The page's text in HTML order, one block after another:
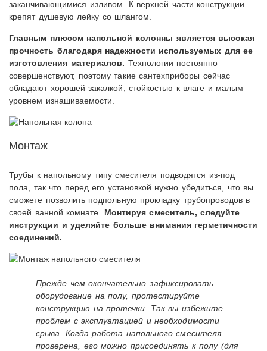
заканчивающимися изливом. К верхней части конструкции
крепят душевую лейку со шлангом.
Главным плюсом напольной колонны является высокая
прочность благодаря надежности используемых для ее
изготовления материалов. Технологии постоянно
совершенствуют, поэтому такие сантехприборы сейчас
обладают хорошей закалкой, стойкостью к влаге и малым
уровнем изнашиваемости.
Монтаж
Трубы к напольному типу смесителя подводятся из-под
пола, так что перед его установкой нужно убедиться, что вы
сможете позволить подпольную прокладку трубопроводов в
своей ванной комнате. Монтируя смеситель, следуйте
инструкции и уделяйте больше внимания герметичности
соединений.
Прежде чем окончательно зафиксировать
оборудование на полу, протестируйте
конструкцию на протечки. Так вы избежите
проблем с эксплуатацией и необходимости
срыва. Когда работа напольного смесителя
проверена, его можно присоединять к полу (для